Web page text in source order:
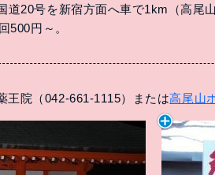
道20号を新宿方面へ車で1km（高尾
500円～。
王院（042-661-1115）または高尾山